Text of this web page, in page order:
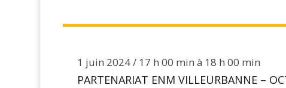
PARTENARIAT ENM VILLEURBANNE –
1 juin 2024 / 17 h 00 min à 18 h 00 min